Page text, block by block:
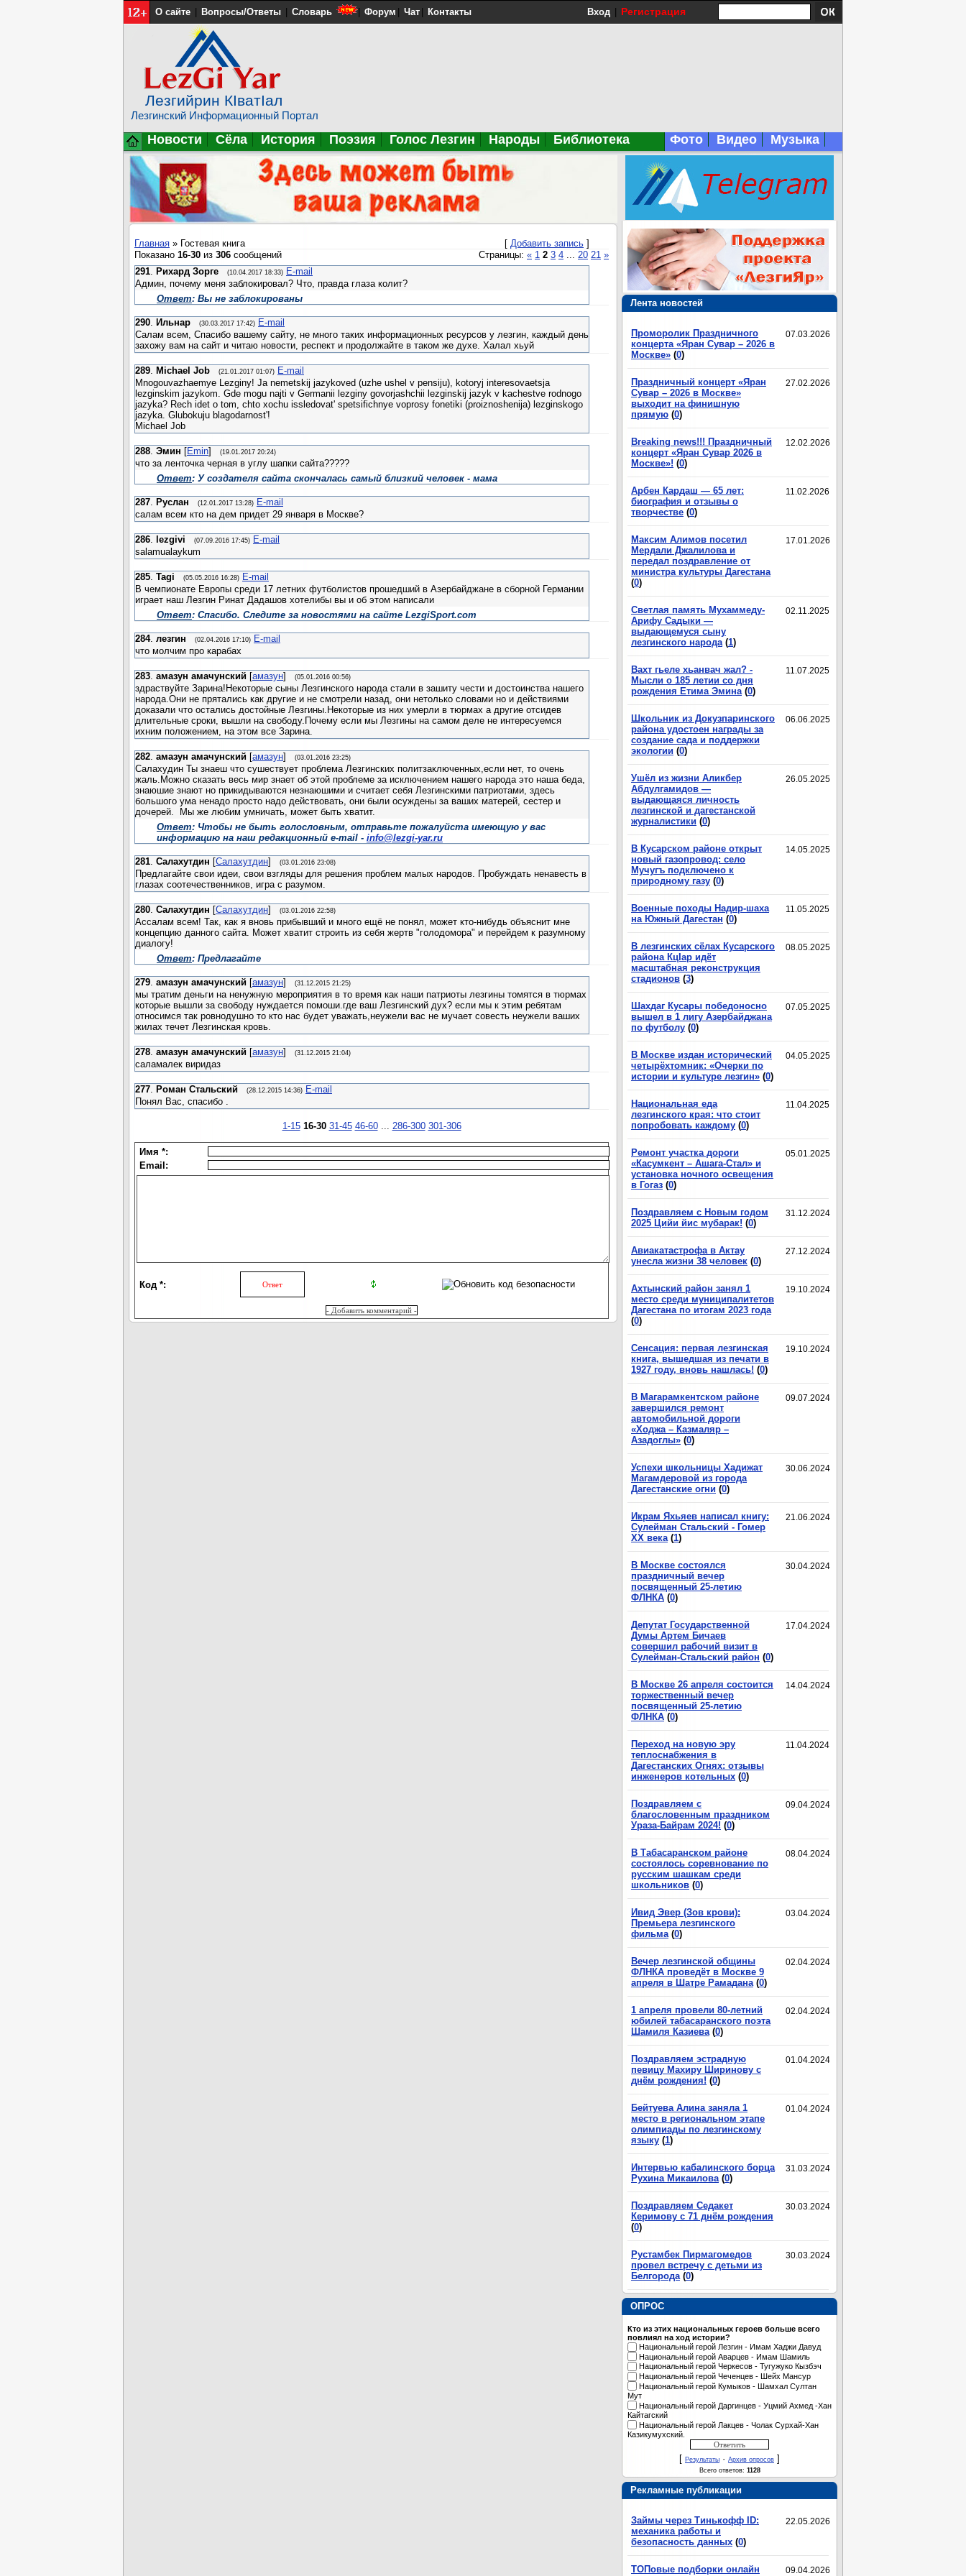
О сайте Вопросы/Ответы Словарь Форум Чат Контакты Вход Регистрация
Лезгийрин КIватIал
Лезгинский Информационный Портал
Новости Сёла История Поэзия Голос Лезгин Народы Библиотека Фото Видео Музыка
Главная » Гостевая книга [ Добавить запись ]
Страницы: « 1 2 3 4 ... 20 21 »
Показано 16-30 из 306 сообщений
291. Рихард Зорге (10.04.2017 18:33) E-mail
Админ, почему меня заблокировал? Что, правда глаза колит?
Ответ: Вы не заблокированы
290. Ильнар (30.03.2017 17:42) E-mail
Салам всем, Спасибо вашему сайту, не много таких информационных ресурсов у лезгин, каждый день
захожу вам на сайт и читаю новости, респект и продолжайте в таком же духе. Халал хьуй
289. Michael Job (21.01.2017 01:07) E-mail
Mnogouvazhaemye Lezginy! Ja nemetskij jazykoved (uzhe ushel v pensiju), kotoryj interesovaetsja
lezginskim jazykom. Gde mogu najti v Germanii lezginy govorjashchii lezginskij jazyk v kachestve rodnogo
jazyka? Rech idet o tom, chto xochu issledovat' spetsifichnye voprosy fonetiki (proiznoshenija) lezginskogo
jazyka. Glubokuju blagodarnost'!
Michael Job
288. Эмин [Emin] (19.01.2017 20:24)
что за ленточка черная в углу шапки сайта?????
Ответ: У создателя сайта скончалась самый близкий человек - мама
287. Руслан (12.01.2017 13:28) E-mail
салам всем кто на дем придет 29 января в Москве?
286. lezgivi (07.09.2016 17:45) E-mail
salamualaykum
285. Tagi (05.05.2016 16:28) E-mail
В чемпионате Европы среди 17 летних футболистов прошедший в Азербайджане в сборной Германии
играет наш Лезгин Ринат Дадашов хотелибы вы и об этом написали
Ответ: Спасибо. Следите за новостями на сайте LezgiSport.com
284. лезгин (02.04.2016 17:10) E-mail
что молчим про карабах
283. амазун амачунский [амазун] (05.01.2016 00:56)
здраствуйте Зарина!Некоторые сыны Лезгинского народа стали в зашиту чести и достоинства нашего
народа.Они не прятались как другие и не смотрели назад, они нетолько словами но и действиями
доказали что остались достойные Лезгины.Некоторые из них умерли в тюрмах а другие отсидев
длительные сроки, вышли на свободу.Почему если мы Лезгины на самом деле не интересуемся
ихним положением, на этом все Зарина.
282. амазун амачунский [амазун] (03.01.2016 23:25)
Салахудин Ты знаеш что сушествует проблема Лезгинских политзаключенных,если нет, то очень
жаль.Можно сказать весь мир знает об этой проблеме за исключением нашего народа это наша беда,
знаюшие знают но прикидываются незнаюшими и считает себя Лезгинскими патриотами, здесь
большого ума ненадо просто надо действовать, они были осуждены за ваших матерей, сестер и
дочерей. Мы же любим умничать, может быть хватит.
Ответ: Чтобы не быть голословным, отправьте пожалуйста имеющую у вас
информацию на наш редакционный e-mail - info@lezgi-yar.ru
281. Салахутдин [Салахутдин] (03.01.2016 23:08)
Предлагайте свои идеи, свои взгляды для решения проблем малых народов. Пробуждать ненавесть в
глазах соотечественников, игра с разумом.
280. Салахутдин [Салахутдин] (03.01.2016 22:58)
Ассалам всем! Так, как я вновь прибывший и много ещё не понял, может кто-нибудь объяснит мне
концепцию данного сайта. Может хватит строить из себя жертв "голодомора" и перейдем к разумному
диалогу!
Ответ: Предлагайте
279. амазун амачунский [амазун] (31.12.2015 21:25)
мы тратим деньги на ненужную мероприятия в то время как наши патриоты лезгины томятся в тюрмах
которые вышли за свободу нуждается помоши.где ваш Лезгинский дух? если мы к этим ребятам
относимся так ровнодушно то кто нас будет уважать,неужели вас не мучает совесть неужели ваших
жилах течет Лезгинская кровь.
278. амазун амачунский [амазун] (31.12.2015 21:04)
саламалек виридаз
277. Роман Стальский (28.12.2015 14:36) E-mail
Понял Вас, спасибо .
1-15 16-30 31-45 46-60 ... 286-300 301-306
Имя *:
Email:
Код *:
Лента новостей
07.03.2026
Проморолик Праздничного
концерта «Яран Сувар – 2026 в
Москве» (0)
27.02.2026
Праздничный концерт «Яран
Сувар – 2026 в Москве»
выходит на финишную
прямую (0)
12.02.2026
Breaking news!!! Праздничный
концерт «Яран Сувар 2026 в
Москве»! (0)
11.02.2026
Арбен Кардаш — 65 лет:
биография и отзывы о
творчестве (0)
17.01.2026
Максим Алимов посетил
Мердали Джалилова и
передал поздравление от
министра культуры Дагестана
(0)
02.11.2025
Светлая память Мухаммеду-
Арифу Садыки —
выдающемуся сыну
лезгинского народа (1)
11.07.2025
Вахт гьеле хьанвач жал? -
Мысли о 185 летии со дня
рождения Етима Эмина (0)
06.06.2025
Школьник из Докузпаринского
района удостоен награды за
создание сада и поддержки
экологии (0)
26.05.2025
Ушёл из жизни Аликбер
Абдулгамидов —
выдающаяся личность
лезгинской и дагестанской
журналистики (0)
14.05.2025
В Кусарском районе открыт
новый газопровод: село
Мучугъ подключено к
природному газу (0)
11.05.2025
Военные походы Надир-шаха
на Южный Дагестан (0)
08.05.2025
В лезгинских сёлах Кусарского
района КцIар идёт
масштабная реконструкция
стадионов (3)
07.05.2025
Шахдаг Кусары победоносно
вышел в 1 лигу Азербайджана
по футболу (0)
04.05.2025
В Москве издан исторический
четырёхтомник: «Очерки по
истории и культуре лезгин» (0)
11.04.2025
Национальная еда
лезгинского края: что стоит
попробовать каждому (0)
05.01.2025
Ремонт участка дороги
«Касумкент – Ашага-Стал» и
установка ночного освещения
в Гогаз (0)
31.12.2024
Поздравляем с Новым годом
2025 Цийи йис мубарак! (0)
27.12.2024
Авиакатастрофа в Актау
унесла жизни 38 человек (0)
19.10.2024
Ахтынский район занял 1
место среди муниципалитетов
Дагестана по итогам 2023 года
(0)
19.10.2024
Сенсация: первая лезгинская
книга, вышедшая из печати в
1927 году, вновь нашлась! (0)
09.07.2024
В Магарамкентском районе
завершился ремонт
автомобильной дороги
«Ходжа – Казмаляр –
Азадоглы» (0)
30.06.2024
Успехи школьницы Хадижат
Магамдеровой из города
Дагестанские огни (0)
21.06.2024
Икрам Яхьяев написал книгу:
Сулейман Стальский - Гомер
XX века (1)
30.04.2024
В Москве состоялся
праздничный вечер
посвященный 25-летию
ФЛНКА (0)
17.04.2024
Депутат Государственной
Думы Артем Бичаев
совершил рабочий визит в
Сулейман-Стальский район (0)
14.04.2024
В Москве 26 апреля состоится
торжественный вечер
посвященный 25-летию
ФЛНКА (0)
11.04.2024
Переход на новую эру
теплоснабжения в
Дагестанских Огнях: отзывы
инженеров котельных (0)
09.04.2024
Поздравляем с
благословенным праздником
Ураза-Байрам 2024! (0)
08.04.2024
В Табасаранском районе
состоялось соревнование по
русским шашкам среди
школьников (0)
03.04.2024
Ивид Эвер (Зов крови):
Премьера лезгинского
фильма (0)
02.04.2024
Вечер лезгинской общины
ФЛНКА проведёт в Москве 9
апреля в Шатре Рамадана (0)
02.04.2024
1 апреля провели 80-летний
юбилей табасаранского поэта
Шамиля Казиева (0)
01.04.2024
Поздравляем эстрадную
певицу Махиру Ширинову с
днём рождения! (0)
01.04.2024
Бейтуева Алина заняла 1
место в региональном этапе
олимпиады по лезгинскому
языку (1)
31.03.2024
Интервью кабалинского борца
Рухина Микаилова (0)
30.03.2024
Поздравляем Седакет
Керимову с 71 днём рождения
(0)
30.03.2024
Рустамбек Пирмагомедов
провел встречу с детьми из
Белгорода (0)
ОПРОС
Кто из этих национальных героев больше всего
повлиял на ход истории?
Национальный герой Лезгин - Имам Хаджи Давуд
Национальный герой Аварцев - Имам Шамиль
Национальный герой Черкесов - Тугужуко Кызбэч
Национальный герой Чеченцев - Шейх Мансур
Национальный герой Кумыков - Шамхал Султан
Мут
Национальный герой Даргинцев - Уцмий Ахмед -Хан
Кайтагский
Национальный герой Лакцев - Чолак Сурхай-Хан
Казикумухский.
[ Результаты · Архив опросов ]
Всего ответов: 1128
Рекламные публикации
22.05.2026
Займы через Тинькофф ID:
механика работы и
безопасность данных (0)
09.04.2026
ТОПовые подборки онлайн